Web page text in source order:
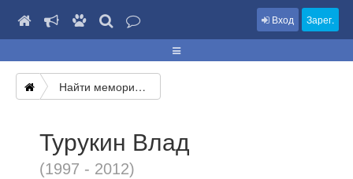
Вход Зарег.
Найти мемориал
Турукин Влад
(1997 - 2012)